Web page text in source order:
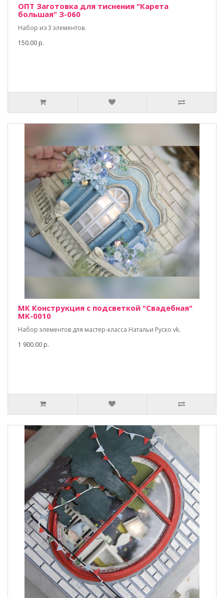
ОПТ Заготовка для тиснения "Карета
большая" З-060
Набор из 3 элементов.
150.00 р.
МК Конструкция с подсветкой "Свадебная"
МК-0010
Набор элементов для мастер-класса Натальи Руско vk.
1 900.00 р.